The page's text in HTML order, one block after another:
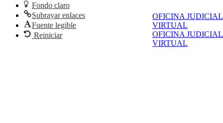
OFICINA JUDICIAL
VIRTUAL
OFICINA JUDICIAL
VIRTUAL
Fondo claro
Subrayar enlaces
Fuente legible
Reiniciar